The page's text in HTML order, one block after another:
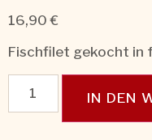
16,90€
Fischfilet gekocht in
IN DEN